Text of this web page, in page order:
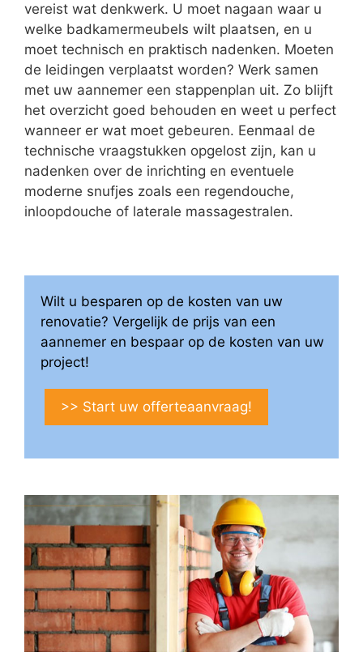
vereist wat denkwerk. U moet nagaan waar u
welke badkamermeubels wilt plaatsen, en u
moet technisch en praktisch nadenken. Moeten
de leidingen verplaatst worden? Werk samen
met uw aannemer een stappenplan uit. Zo blijft
het overzicht goed behouden en weet u perfect
wanneer er wat moet gebeuren. Eenmaal de
technische vraagstukken opgelost zijn, kan u
nadenken over de inrichting en eventuele
moderne snufjes zoals een regendouche,
inloopdouche of laterale massagestralen.
Wilt u besparen op de kosten van uw
renovatie? Vergelijk de prijs van een
aannemer en bespaar op de kosten van uw
project!
>> Start uw offerteaanvraag!